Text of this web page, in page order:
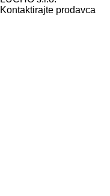
Kontaktirajte prodavca